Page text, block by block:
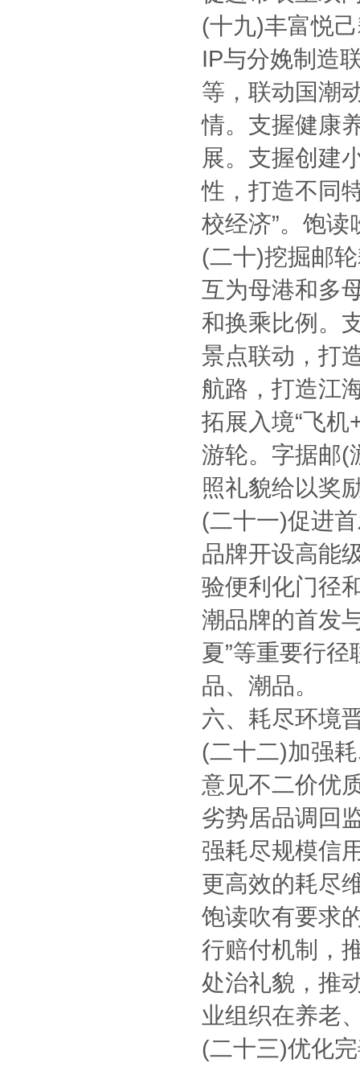
(十九)丰富悦
IP与分娩制造
等，联动国潮
情。支握健康
展。支握创建
性，打造不同
校经济”。饱
(二十)挖掘邮
互为母港和多
和换乘比例。
景点联动，打
航路，打造江
拓展入境“飞
游轮。字据邮(
照礼貌给以奖
(二十一)促进
品牌开设高能
验便利化门径
潮品牌的首发
夏”等重要行
品、潮品。
六、耗尽环境
(二十二)加强
意见不二价优
劣势居品调回
强耗尽规模信
更高效的耗尽
饱读吹有要求
行赔付机制，
处治礼貌，推
业组织在养老
(二十三)优化